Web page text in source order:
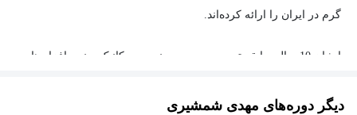
گرم در ایران را ارائه کرده‌اند.
ایشان 10 سال سابقه تدریس دروس مهندسی مکانیک و نرم افزار های
شرکت‌های مختلف توسط ایشان طراحی و اجرا شده است. ایشان به
دیگر دوره‌های مهدی شمشیری